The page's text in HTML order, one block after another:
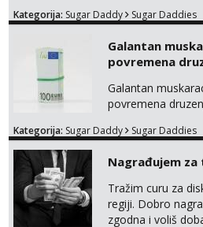
jave na mail .
necete pozalit
Kategorija: Sugar Daddy Sugar Daddies
Galantan
povremena
Galantan
povremena
Kategorija: Sugar Daddy Sugar Daddies
Nagrađujem
Tražim curu za
regiji. Dobro
zgodna i voliš